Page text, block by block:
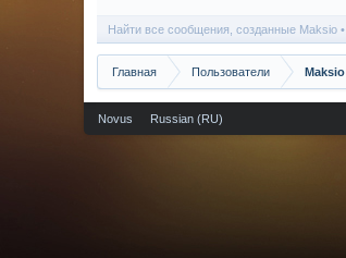
Найти все сообщения, созданные Maksio
Главная Пользователи Maksio
Novus Russian (RU)